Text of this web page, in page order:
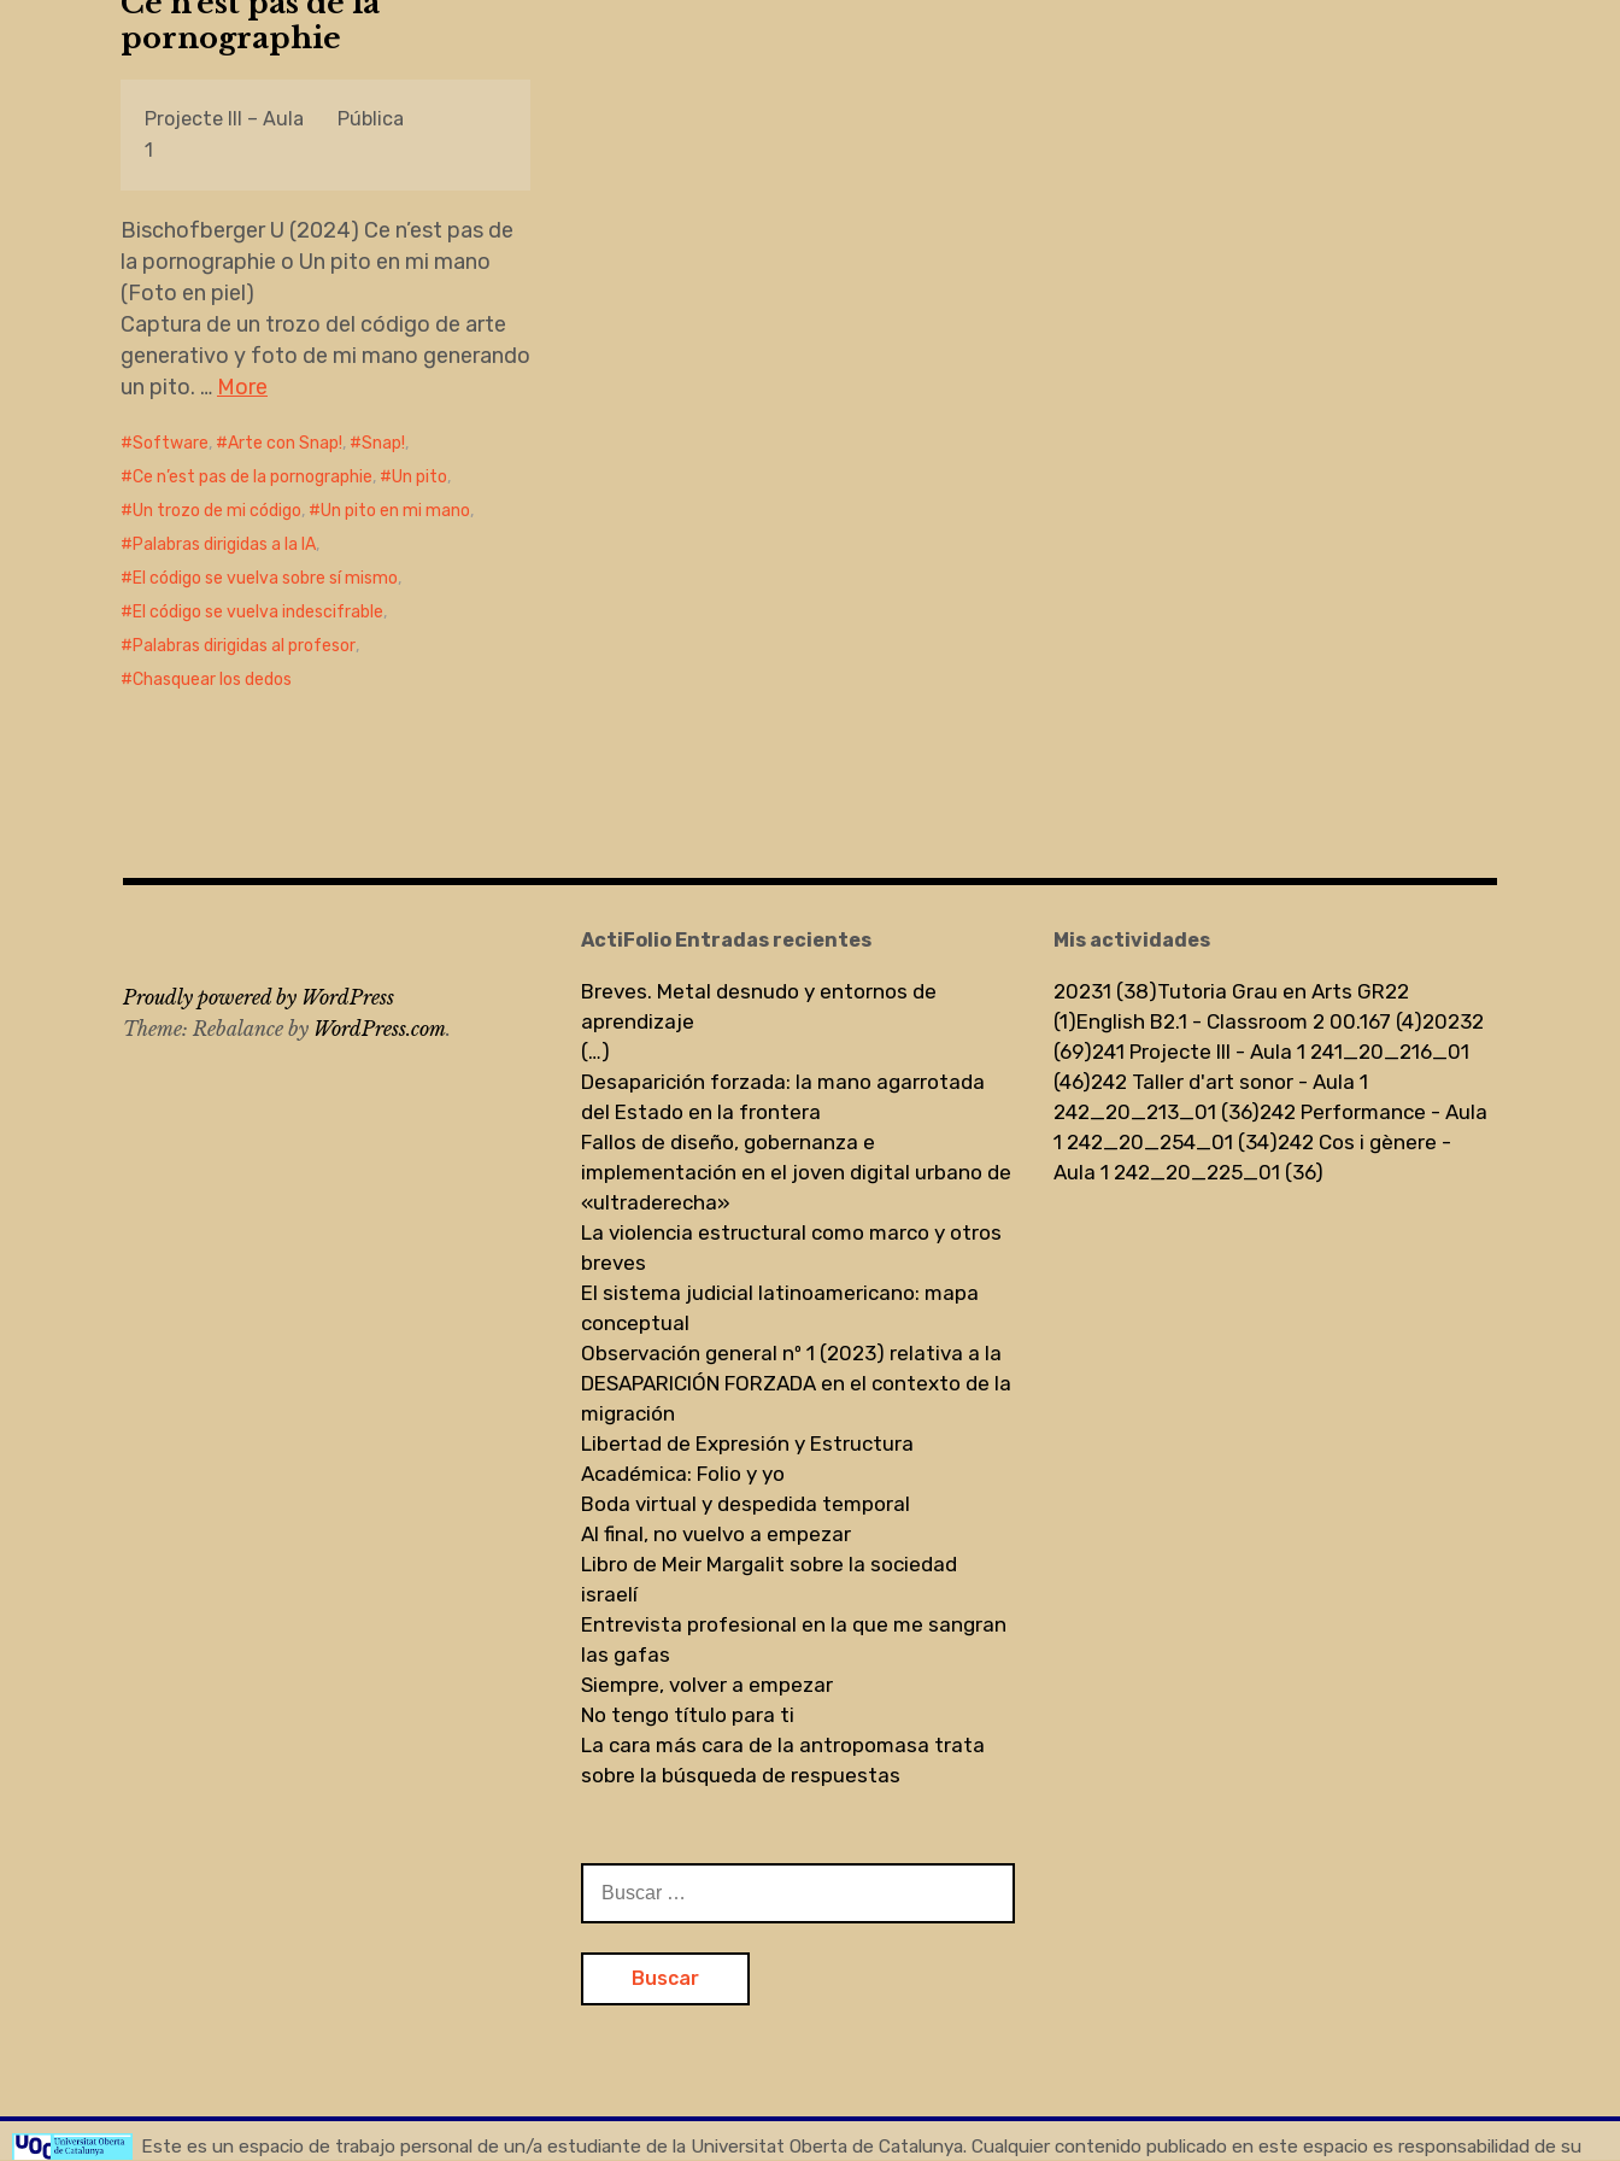
pornographie
Projecte III – Aula
1
Pública
Bischofberger U (2024) Ce n’est pas de
la pornographie o Un pito en mi mano
(Foto en piel)
Captura de un trozo del código de arte
generativo y foto de mi mano generando
un pito. … More
Software, Arte con Snap!, Snap!,
Ce n’est pas de la pornographie, Un pito,
Un trozo de mi código, Un pito en mi mano,
Palabras dirigidas a la IA,
El código se vuelva sobre sí mismo,
El código se vuelva indescifrable,
Palabras dirigidas al profesor,
Chasquear los dedos
ActiFolio Entradas recientes
Breves. Metal desnudo y entornos de
aprendizaje
(…)
Desaparición forzada: la mano agarrotada
del Estado en la frontera
Fallos de diseño, gobernanza e
implementación en el joven digital urbano de
«ultraderecha»
La violencia estructural como marco y otros
breves
El sistema judicial latinoamericano: mapa
conceptual
Observación general nº 1 (2023) relativa a la
DESAPARICIÓN FORZADA en el contexto de la
migración
Libertad de Expresión y Estructura
Académica: Folio y yo
Boda virtual y despedida temporal
Al final, no vuelvo a empezar
Libro de Meir Margalit sobre la sociedad
israelí
Entrevista profesional en la que me sangran
las gafas
Siempre, volver a empezar
No tengo título para ti
La cara más cara de la antropomasa trata
sobre la búsqueda de respuestas
Mis actividades
20231 (38)Tutoria Grau en Arts GR22
(1)English B2.1 - Classroom 2 00.167 (4)20232
(69)241 Projecte III - Aula 1 241_20_216_01
(46)242 Taller d'art sonor - Aula 1
242_20_213_01 (36)242 Performance - Aula
1 242_20_254_01 (34)242 Cos i gènere -
Aula 1 242_20_225_01 (36)
Proudly powered by WordPress
Theme: Rebalance by WordPress.com.
Este es un espacio de trabajo personal de un/a estudiante de la Universitat Oberta de Catalunya. Cualquier contenido publicado en este espacio es responsabilidad de su